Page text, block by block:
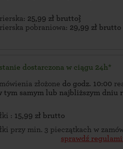
25,99 zł brutto}
pobraniowa: 29,99 zł brutto
dostarczona w ciągu 24h*
złożone do godz. 10:00
tym samym lub najbliższym dniu
: 15,99 zł brutto
przy min. 3 pieczątkach w
sprawdź